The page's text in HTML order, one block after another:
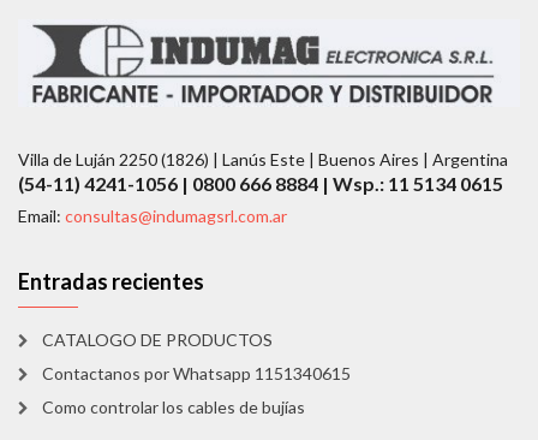
Villa de Luján 2250 (1826) | Lanús Este | Buenos Aires | Argentina
(54-11) 4241-1056 | 0800 666 8884 | Wsp.: 11 5134 0615
Email: consultas@indumagsrl.com.ar
Entradas recientes
CATALOGO DE PRODUCTOS
Contactanos por Whatsapp 1151340615
Como controlar los cables de bujías